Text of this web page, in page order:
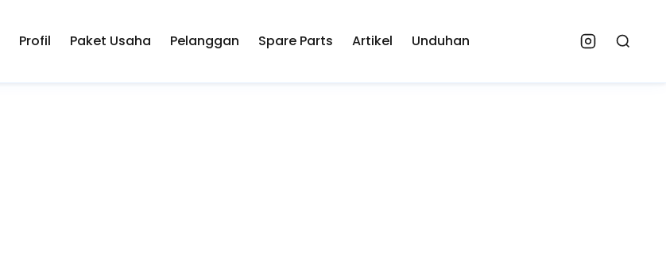
Profil Paket Usaha Pelanggan Spare Parts Artikel Unduhan Instagram
Search